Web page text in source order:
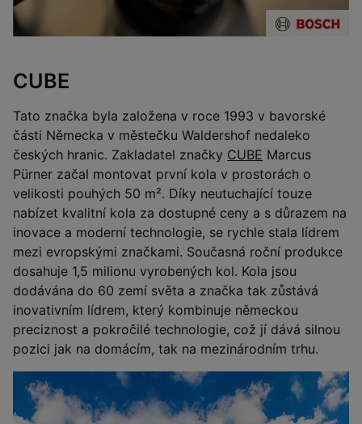
CUBE
Tato značka byla založena v roce 1993 v bavorské
části Německa v městečku Waldershof nedaleko
českých hranic. Zakladatel značky CUBE Marcus
Pürner začal montovat první kola v prostorách o
velikosti pouhých 50 m². Díky neutuchající touze
nabízet kvalitní kola za dostupné ceny a s důrazem na
inovace a moderní technologie, se rychle stala lídrem
mezi evropskými značkami. Současná roční produkce
dosahuje 1,5 milionu vyrobených kol. Kola jsou
dodávána do 60 zemí světa a značka tak zůstává
inovativním lídrem, který kombinuje německou
preciznost a pokročilé technologie, což jí dává silnou
pozici jak na domácím, tak na mezinárodním trhu.